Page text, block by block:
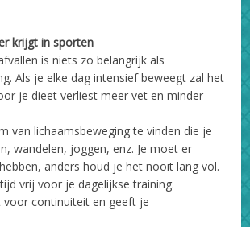
krijgt in sporten
is niets zo belangrijk als
Als je elke dag intensief beweegt zal het
je dieet verliest meer vet en minder
van lichaamsbeweging te vinden die je
wandelen, joggen, enz. Je moet er
anders houd je het nooit lang vol.
vrij voor je dagelijkse training.
voor continuiteit en geeft je